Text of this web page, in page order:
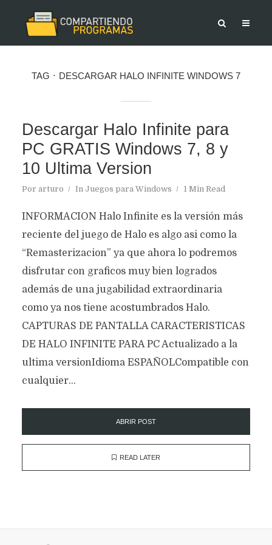
TAG DESCARGAR HALO INFINITE WINDOWS 7
Descargar Halo Infinite para
PC GRATIS Windows 7, 8 y
10 Ultima Version
Por arturo In Juegos para Windows 1 Min Read
INFORMACION Halo Infinite es la versión más
reciente del juego de Halo es algo asi como la
“Remasterizacion” ya que ahora lo podremos
disfrutar con graficos muy bien logrados
además de una jugabilidad extraordinaria
como ya nos tiene acostumbrados Halo.
CAPTURAS DE PANTALLA CARACTERISTICAS
DE HALO INFINITE PARA PC Actualizado a la
ultima versionIdioma ESPAÑOLCompatible con
cualquier...
ABRIR POST
READ LATER